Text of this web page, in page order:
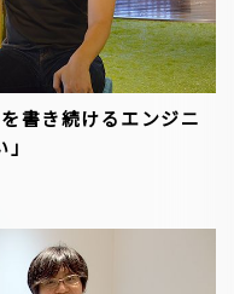
書き続けるエンジニ